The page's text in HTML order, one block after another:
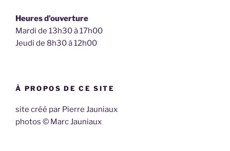
Heures d’ouverture
Mardi de 13h30 à 17h00
Jeudi de 8h30 à 12h00
À PROPOS DE CE SITE
site créé par Pierre Jauniaux
photos © Marc Jauniaux